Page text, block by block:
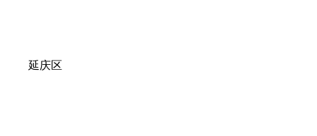
延庆区